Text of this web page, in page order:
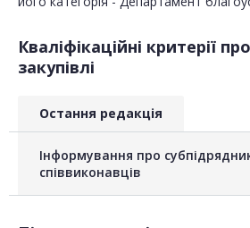
Кваліфікаційні критерії
закупівлі
Остання редакція
Інформування про
співвиконавців